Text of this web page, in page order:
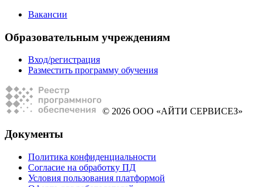
Вакансии
Образовательным учреждениям
Вход/регистрация
Разместить программу обучения
© 2026 ООО «АЙТИ СЕРВИСЕЗ»
Документы
Политика конфиденциальности
Согласие на обработку ПД
Условия пользования платформой